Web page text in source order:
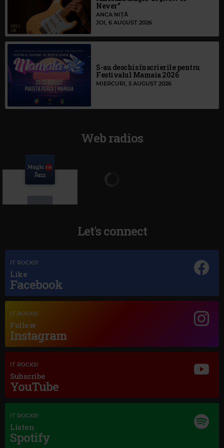
Never”
ANCA NIȚĂ
JOI, 6 AUGUST 2026
S-au deschis înscrierile pentru
Festivalul Mamaia 2026
MIERCURI, 5 AUGUST 2026
Web radios
Magic Jazz
Let's connect
IT ROCKS!
Like
Facebook
IT ROCKS!
Follow
Instagram
IT ROCKS!
Subscribe
YouTube
IT ROCKS!
Listen
Spotify